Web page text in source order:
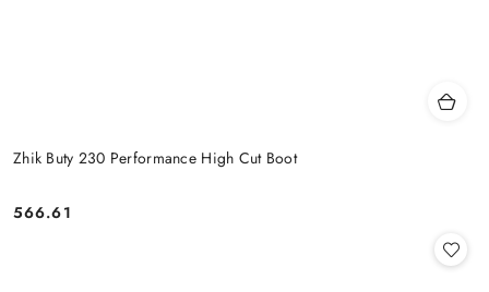
Zhik Buty 230 Performance High Cut Boot
Cena:
566.61